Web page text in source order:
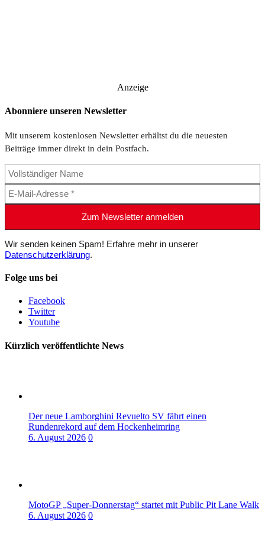
Anzeige
Abonniere unseren Newsletter
Mit unserem kostenlosen Newsletter erhältst du die neuesten
Beiträge immer direkt in dein Postfach.
Wir senden keinen Spam! Erfahre mehr in unserer
Datenschutzerklärung.
Folge uns bei
Facebook
Twitter
Youtube
Kürzlich veröffentlichte News
Der neue Lamborghini Revuelto SV fährt einen
Rundenrekord auf dem Hockenheimring
6. August 2026 0
MotoGP „Super-Donnerstag“ startet mit Public Pit Lane Walk
6. August 2026 0